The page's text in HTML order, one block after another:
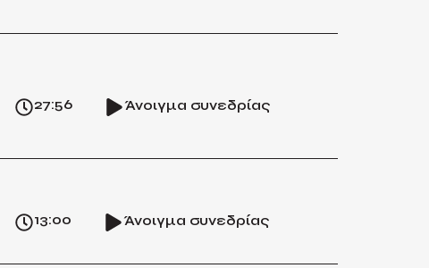
27:56 Άνοιγμα συνεδρίας
13:00 Άνοιγμα συνεδρίας